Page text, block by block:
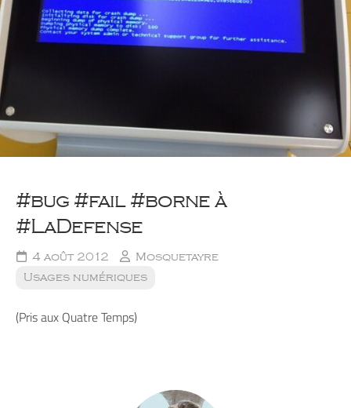
#bug #fail #borne à
#LaDefense
4 août 2012
Mosquetayre
Usages numériques
(Pris aux Quatre Temps)